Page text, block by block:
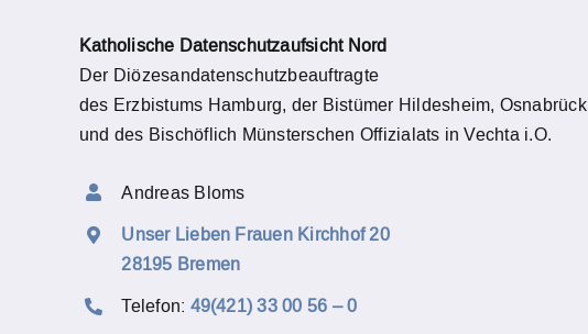
Katholische Datenschutzaufsicht Nord
Der Diözesandatenschutzbeauftragte
des Erzbistums Hamburg, der Bistümer Hildesheim, Osnabrück
und des Bischöflich Münsterschen Offizialats in Vechta i.O.
Andreas Bloms
Unser Lieben Frauen Kirchhof 20
28195 Bremen
Telefon: 49(421) 33 00 56 – 0